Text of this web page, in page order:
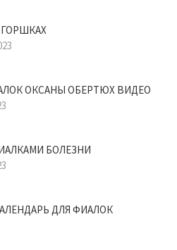
ОКСАНЫ ОБЕРТЮХ ВИДЕО
БОЛЕЗНИ
ДЛЯ ФИАЛОК